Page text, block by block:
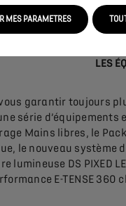
LES
garantir toujours
série
Mains libres, le
le nouveau système
lumineuse DS PIXED
E-TENSE 360
MES PARAMETRES